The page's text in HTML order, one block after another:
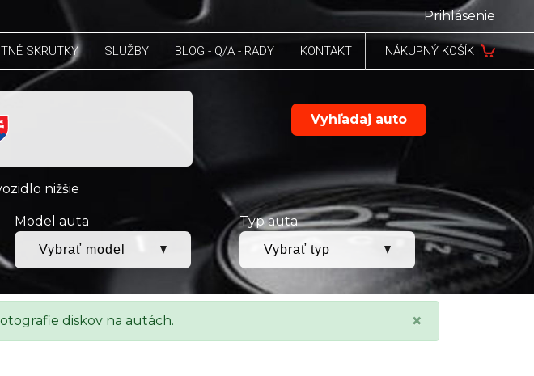
Prihlásenie
SKRUTKY SLUŽBY BLOG - Q/A - RADY KONTAKT NÁKUPNÝ KOŠÍK
Vyhľadaj auto
nižšie
Model auta Typ auta
diskov na autách. ×